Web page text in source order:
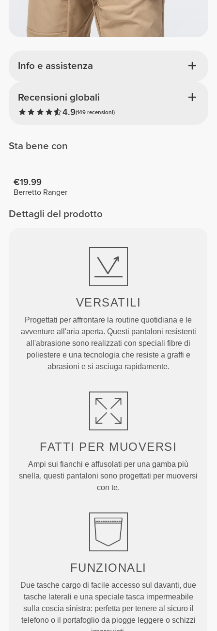
Info e assistenza
Recensioni globali
4.9(149 recensioni)
Sta bene con
€19.99
Berretto Ranger
Dettagli del prodotto
VERSATILI
Progettati per affrontare la routine quotidiana e le
avventure all'aria aperta. Questi pantaloni resistenti
all'abrasione sono realizzati con speciali fibre di
poliestere e una tecnologia che resiste a graffi e
abrasioni e si asciuga rapidamente.
FATTI PER MUOVERSI
Ampi sui fianchi e affusolati per una gamba più
snella, questi pantaloni sono progettati per muoversi
con te.
FUNZIONALI
Due tasche cargo di facile accesso sul davanti, due
tasche laterali e una speciale tasca impermeabile
sulla coscia sinistra: perfetta per tenere al sicuro il
telefono o il portafoglio da piogge leggere o schizzi